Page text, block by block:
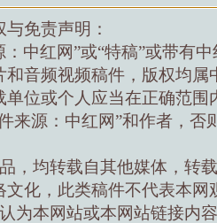
免责声明：
中红网”或“特稿”或带有
和音频视频稿件，版权均属
单位或个人应当在正确范围
来源：中红网”和作者，否
，均转载自其他媒体，转
文化，此类稿件不代表本网
为本网站或本网站链接内